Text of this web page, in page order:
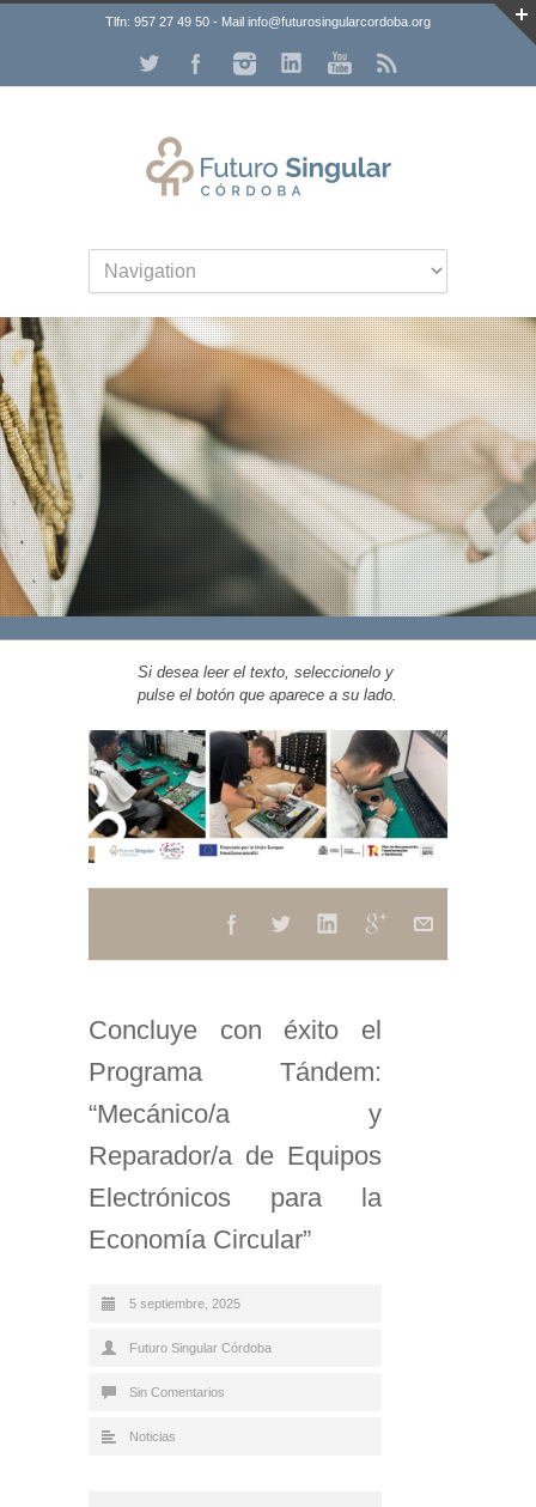
Tlfn: 957 27 49 50 - Mail info@futurosingularcordoba.org
Si desea leer el texto, seleccionelo y
pulse el botón que aparece a su lado.
Concluye con éxito el
Programa Tándem:
“Mecánico/a y
Reparador/a de Equipos
Electrónicos para la
Economía Circular”
5 septiembre, 2025
Futuro Singular Córdoba
Sin Comentarios
Noticias